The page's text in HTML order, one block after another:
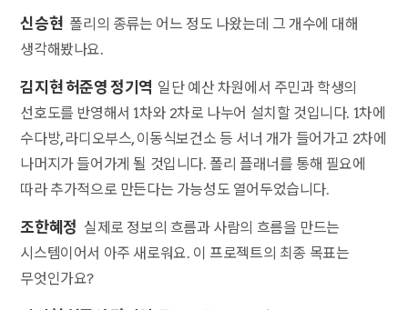
신승현 폴리의 종류는 어느 정도 나왔는데 그 개수에 대해
생각해봤나요.
김지현 허준영 정기역 일단 예산 차원에서 주민과 학생의
선호도를 반영해서 1차와 2차로 나누어 설치할 것입니다. 1차에
수다방, 라디오부스, 이동식보건소 등 서너 개가 들어가고 2차에
나머지가 들어가게 될 것입니다. 폴리 플래너를 통해 필요에
따라 추가적으로 만든다는 가능성도 열어두었습니다.
조한혜정 실제로 정보의 흐름과 사람의 흐름을 만드는
시스템이어서 아주 새로워요. 이 프로젝트의 최종 목표는
무엇인가요?